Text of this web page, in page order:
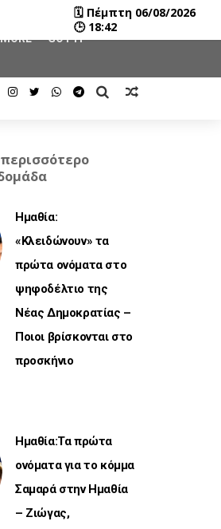
Ημαθία:
«Κλειδώνουν» τα
πρώτα ονόματα στο
ψηφοδέλτιο της
Νέας Δημοκρατίας –
Ποιοι βρίσκονται στο
προσκήνιο
Ημαθία:Τα πρώτα
ονόματα για το κόμμα
Σαμαρά στην Ημαθία
– Ζιώγας,
🗓 Πέμπτη 06/08/2026
🕒 18:42
GOT IT